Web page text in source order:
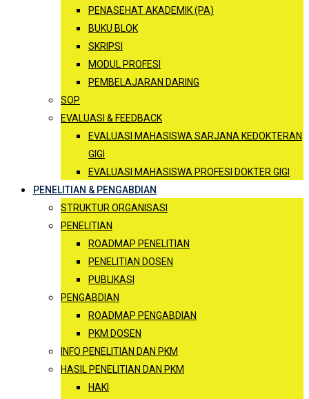
PENASEHAT AKADEMIK (PA)
BUKU BLOK
SKRIPSI
MODUL PROFESI
PEMBELAJARAN DARING
SOP
EVALUASI & FEEDBACK
EVALUASI MAHASISWA SARJANA KEDOKTERAN
GIGI
EVALUASI MAHASISWA PROFESI DOKTER GIGI
PENELITIAN & PENGABDIAN
STRUKTUR ORGANISASI
PENELITIAN
ROADMAP PENELITIAN
PENELITIAN DOSEN
PUBLIKASI
PENGABDIAN
ROADMAP PENGABDIAN
PKM DOSEN
INFO PENELITIAN DAN PKM
HASIL PENELITIAN DAN PKM
HAKI